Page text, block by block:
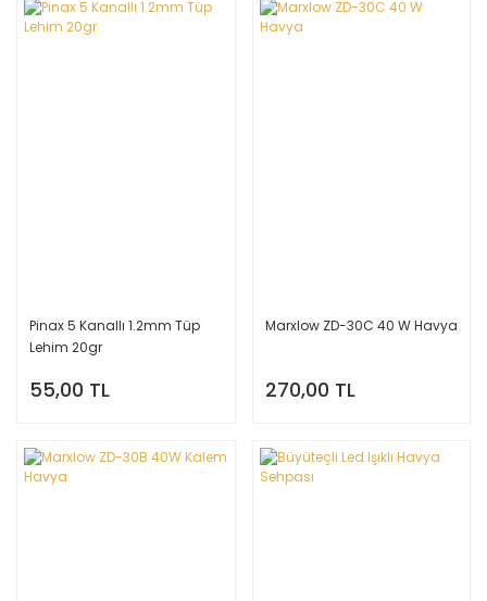
Pinax 5 Kanallı 1.2mm Tüp
Lehim 20gr
55,00 TL
Marxlow ZD-30C 40 W Havya
270,00 TL